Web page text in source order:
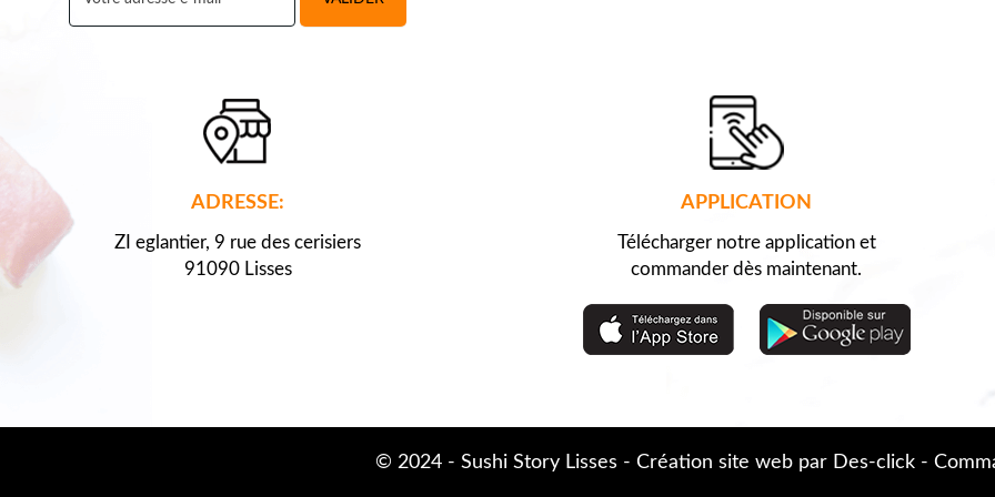
ADRESSE:
ZI eglantier, 9 rue des cerisiers
91090 Lisses
APPLICATION
Télécharger notre application et
commander dès maintenant.
© 2024 - Sushi Story Lisses - Création site web par Des-click -